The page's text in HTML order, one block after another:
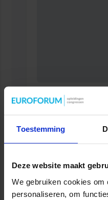
Toestemming
Deze website maakt
We gebruiken cookies
personaliseren, om
Opleiding Adviseur